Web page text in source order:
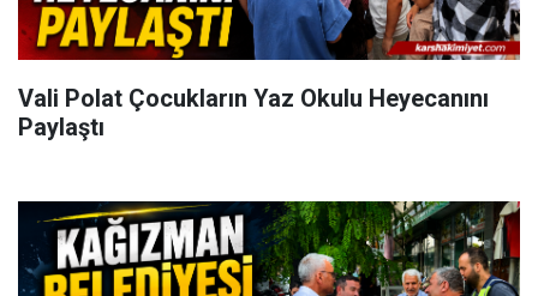
Vali Polat Çocukların Yaz Okulu Heyecanını
Paylaştı